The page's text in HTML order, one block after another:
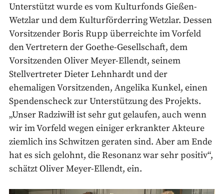
Unterstützt wurde es vom Kulturfonds Gießen-
Wetzlar und dem Kulturförderring Wetzlar. Dessen
Vorsitzender Boris Rupp überreichte im Vorfeld
den Vertretern der Goethe-Gesellschaft, dem
Vorsitzenden Oliver Meyer-Ellendt, seinem
Stellvertreter Dieter Lehnhardt und der
ehemaligen Vorsitzenden, Angelika Kunkel, einen
Spendenscheck zur Unterstützung des Projekts.
„Unser Radziwiłł ist sehr gut gelaufen, auch wenn
wir im Vorfeld wegen einiger erkrankter Akteure
ziemlich ins Schwitzen geraten sind. Aber am Ende
hat es sich gelohnt, die Resonanz war sehr positiv“,
schätzt Oliver Meyer-Ellendt, ein.